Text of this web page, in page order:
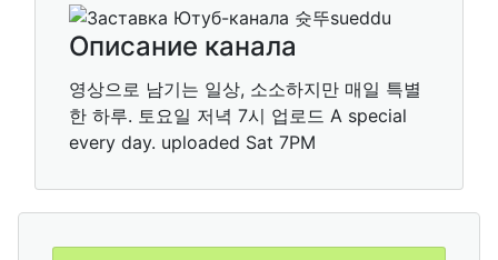
Описание канала
영상으로 남기는 일상, 소소하지만 매일 특별
한 하루. 토요일 저녁 7시 업로드 A special
every day. uploaded Sat 7PM